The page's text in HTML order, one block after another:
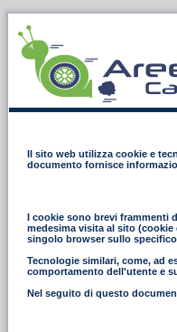
Il sito web utilizza cookie e
documento fornisce
I cookie sono brevi frammenti
medesima visita al sito
singolo browser sullo
Tecnologie similari, come, ad
comportamento dell'utente e
Nel seguito di questo